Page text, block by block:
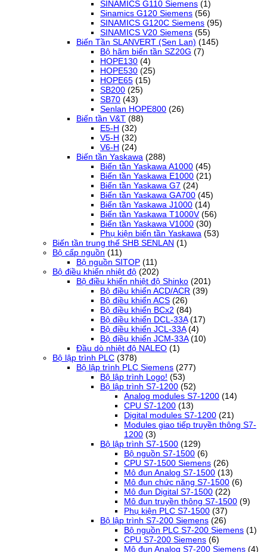
SINAMICS G110 Siemens (1)
Sinamics G120 Siemens (56)
SINAMICS G120C Siemens (95)
SINAMICS V20 Siemens (55)
Biến Tần SLANVERT (Sen Lan) (145)
Bộ hãm biến tần SZ20G (7)
HOPE130 (4)
HOPE530 (25)
HOPE65 (15)
SB200 (25)
SB70 (43)
Senlan HOPE800 (26)
Biến tần V&T (88)
E5-H (32)
V5-H (32)
V6-H (24)
Biến tần Yaskawa (288)
Biến tần Yaskawa A1000 (45)
Biến tần Yaskawa E1000 (21)
Biến tần Yaskawa G7 (24)
Biến tần Yaskawa GA700 (45)
Biến tần Yaskawa J1000 (14)
Biến tần Yaskawa T1000V (56)
Biến tần Yaskawa V1000 (30)
Phụ kiện biến tần Yaskawa (53)
Biến tần trung thế SHB SENLAN (1)
Bộ cấp nguồn (11)
Bộ nguồn SITOP (11)
Bộ điều khiển nhiệt độ (202)
Bộ điều khiển nhiệt độ Shinko (201)
Bộ điều khiển ACD/ACR (39)
Bộ điều khiển ACS (26)
Bộ điều khiển BCx2 (84)
Bộ điều khiển DCL-33A (17)
Bộ điều khiển JCL-33A (4)
Bộ điều khiển JCM-33A (10)
Đầu dò nhiệt độ NALEO (1)
Bộ lập trình PLC (378)
Bộ lập trình PLC Siemens (277)
Bộ lập trình Logo! (53)
Bộ lập trình S7-1200 (52)
Analog modules S7-1200 (14)
CPU S7-1200 (13)
Digital modules S7-1200 (21)
Modules giao tiếp truyền thông S7-
1200 (3)
Bộ lập trình S7-1500 (129)
Bộ nguồn S7-1500 (6)
CPU S7-1500 Siemens (26)
Mô đun Analog S7-1500 (13)
Mô đun chức năng S7-1500 (6)
Mô đun Digital S7-1500 (22)
Mô đun truyền thông S7-1500 (9)
Phụ kiện PLC S7-1500 (37)
Bộ lập trình S7-200 Siemens (26)
Bộ nguồn PLC S7-200 Siemens (1)
CPU S7-200 Siemens (6)
Mô đun Analog S7-200 Siemens (4)